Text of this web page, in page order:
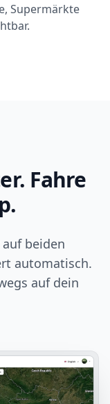
Supermärkte
Fahre
beiden
automatisch.
auf dein